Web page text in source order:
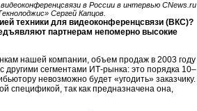
в России в интервью CNews.ru
Сергей Капцов.
техники для видеоконференцсвязи (ВКС)?
партнерам непомерно высокие
нашей компании, объем продаж в 2003 году
другими сегментами ИТ-рынка: это порядка 10–
невозможно будет «угодить» заказчику.
спецификой, так как предназначена она,